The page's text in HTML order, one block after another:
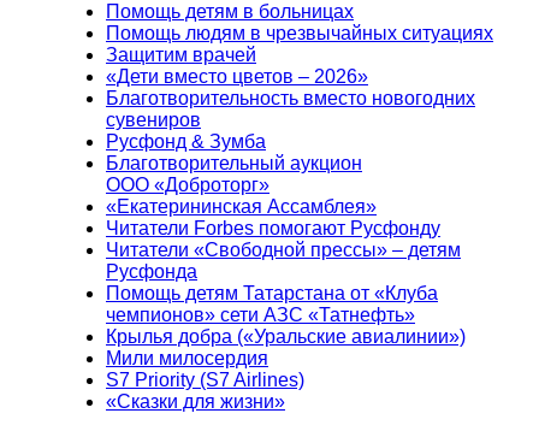
Помощь детям в больницах
Помощь людям в чрезвычайных ситуациях
Защитим врачей
«Дети вместо цветов – 2026»
Благотворительность вместо новогодних
сувениров
Русфонд & Зумба
Благотворительный аукцион
ООО «Доброторг»
«Екатерининская Ассамблея»
Читатели Forbes помогают Русфонду
Читатели «Свободной прессы» – детям
Русфонда
Помощь детям Татарстана от «Клуба
чемпионов» сети АЗС «Татнефть»
Крылья добра («Уральские авиалинии»)
Мили милосердия
S7 Priority (S7 Airlines)
«Сказки для жизни»